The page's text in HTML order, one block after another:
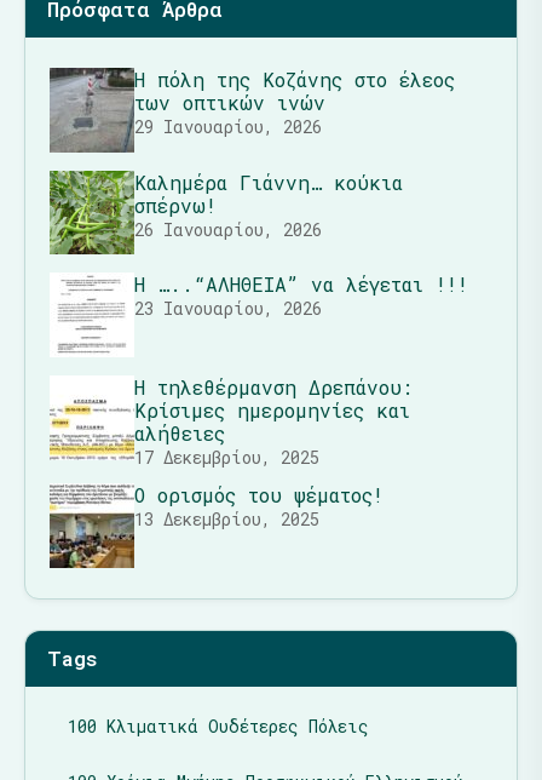
Πρόσφατα Άρθρα
Η πόλη της Κοζάνης στο έλεος
των οπτικών ινών
29 Ιανουαρίου, 2026
Καλημέρα Γιάννη… κούκια
σπέρνω!
26 Ιανουαρίου, 2026
Η …..“ΑΛΗΘΕΙΑ” να λέγεται !!!
23 Ιανουαρίου, 2026
Η τηλεθέρμανση Δρεπάνου:
Κρίσιμες ημερομηνίες και
αλήθειες
17 Δεκεμβρίου, 2025
Ο ορισμός του ψέματος!
13 Δεκεμβρίου, 2025
Tags
100 Κλιματικά Ουδέτερες Πόλεις